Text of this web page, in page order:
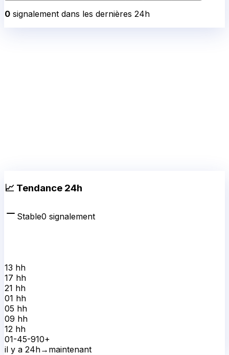
0 signalement dans les dernières 24h
📈 Tendance 24h
Stable0 signalement
13 hh
17 hh
21 hh
01 hh
05 hh
09 hh
12 hh
01-45-910+
il y a 24h→ maintenant